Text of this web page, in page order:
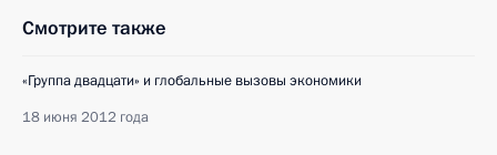
Смотрите также
«Группа двадцати» и глобальные вызовы экономики
18 июня 2012 года